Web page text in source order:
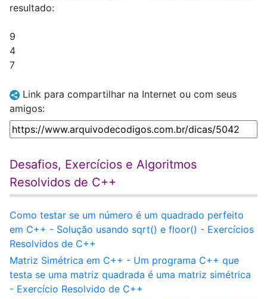
resultado:
9
4
7
Link para compartilhar na Internet ou com seus
amigos:
Desafios, Exercícios e Algoritmos
Resolvidos de C++
Como testar se um número é um quadrado perfeito
em C++ - Solução usando sqrt() e floor() - Exercícios
Resolvidos de C++
Matriz Simétrica em C++ - Um programa C++ que
testa se uma matriz quadrada é uma matriz simétrica
- Exercício Resolvido de C++